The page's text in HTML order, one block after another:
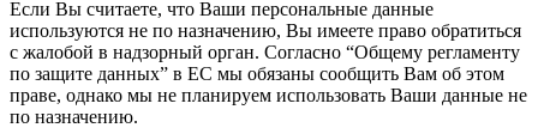
Если Вы считаете, что Ваши персональные данные
используются не по назначению, Вы имеете право обратиться
с жалобой в надзорный орган. Согласно “Общему регламенту
по защите данных” в ЕС мы обязаны сообщить Вам об этом
праве, однако мы не планируем использовать Ваши данные не
по назначению.